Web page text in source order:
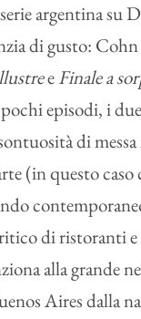
argentina su
di gusto:
eFinale a
episodi, i
di messa
(in questo
di ristoranti
alla grande
Aires dalla